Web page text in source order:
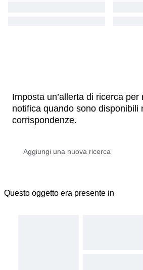
Imposta un’allerta di ricerca per
notifica quando sono disponibili
corrispondenze.
Questo oggetto era presente in